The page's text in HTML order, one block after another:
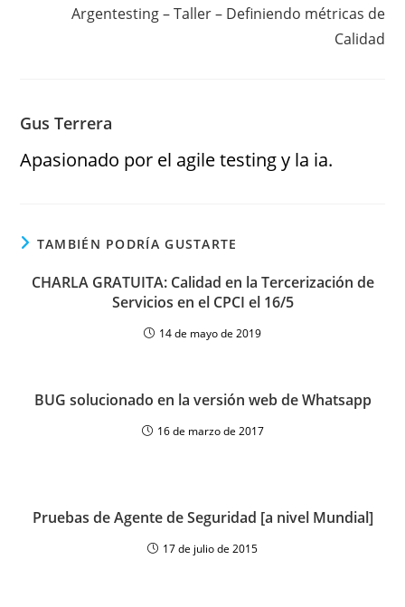
Argentesting – Taller – Definiendo métricas de
Calidad
Gus Terrera
Apasionado por el agile testing y la ia.
TAMBIÉN PODRÍA GUSTARTE
CHARLA GRATUITA: Calidad en la Tercerización de
Servicios en el CPCI el 16/5
14 de mayo de 2019
BUG solucionado en la versión web de Whatsapp
16 de marzo de 2017
Pruebas de Agente de Seguridad [a nivel Mundial]
17 de julio de 2015